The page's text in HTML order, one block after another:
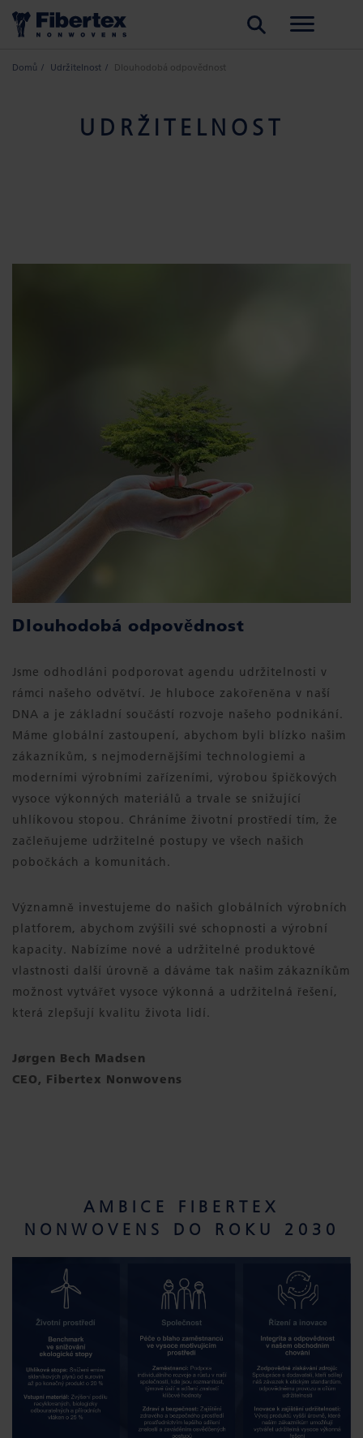
Domů Udržitelnost Dlouhodobá odpovědnost
UDRŽITELNOST
Dlouhodobá odpovědnost
Jsme odhodláni podporovat agendu udržitelnosti v
rámci našeho odvětví. Je hluboce zakořeněna v naší
DNA a je základní součástí rozvoje našeho podnikání.
Máme globální zastoupení, abychom byli blízko našim
zákazníkům, s nejmodernějšími technologiemi a
moderními výrobními zařízeními, výrobou špičkových
vysoce výkonných materiálů a trvale se snižující
uhlíkovou stopou. Chráníme životní prostředí tím, že
začleňujeme udržitelné postupy ve všech našich
pobočkách a komunitách.
Významně investujeme do našich globálních výrobních
platforem, abychom zvýšili své schopnosti a výrobní
kapacity. Nabízíme nové a udržitelné produktové
vlastnosti další úrovně a dáváme tak našim zákazníkům
možnost vytvářet vysoce výkonná a udržitelná řešení,
která zlepšují kvalitu života lidí.
Jørgen Bech Madsen
CEO, Fibertex Nonwovens
AMBICE FIBERTEX
NONWOVENS DO ROKU 2030